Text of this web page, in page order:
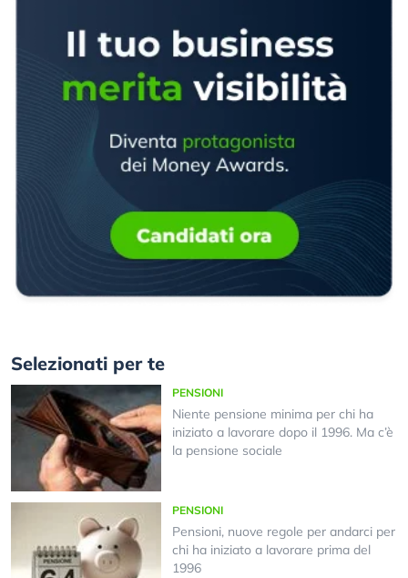
Selezionati per te
PENSIONI
Niente pensione minima per chi ha
iniziato a lavorare dopo il 1996. Ma c’è
la pensione sociale
PENSIONI
Pensioni, nuove regole per andarci per
chi ha iniziato a lavorare prima del
1996